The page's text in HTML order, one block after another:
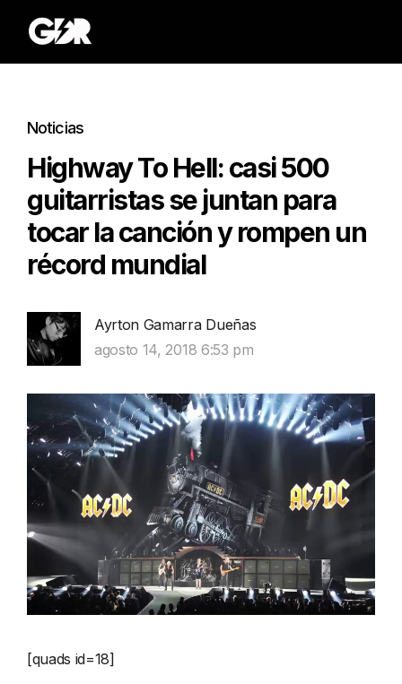
Noticias
Highway To Hell: casi 500
guitarristas se juntan para
tocar la canción y rompen un
récord mundial
Ayrton Gamarra Dueñas
agosto 14, 2018 6:53 pm
[quads id=18]